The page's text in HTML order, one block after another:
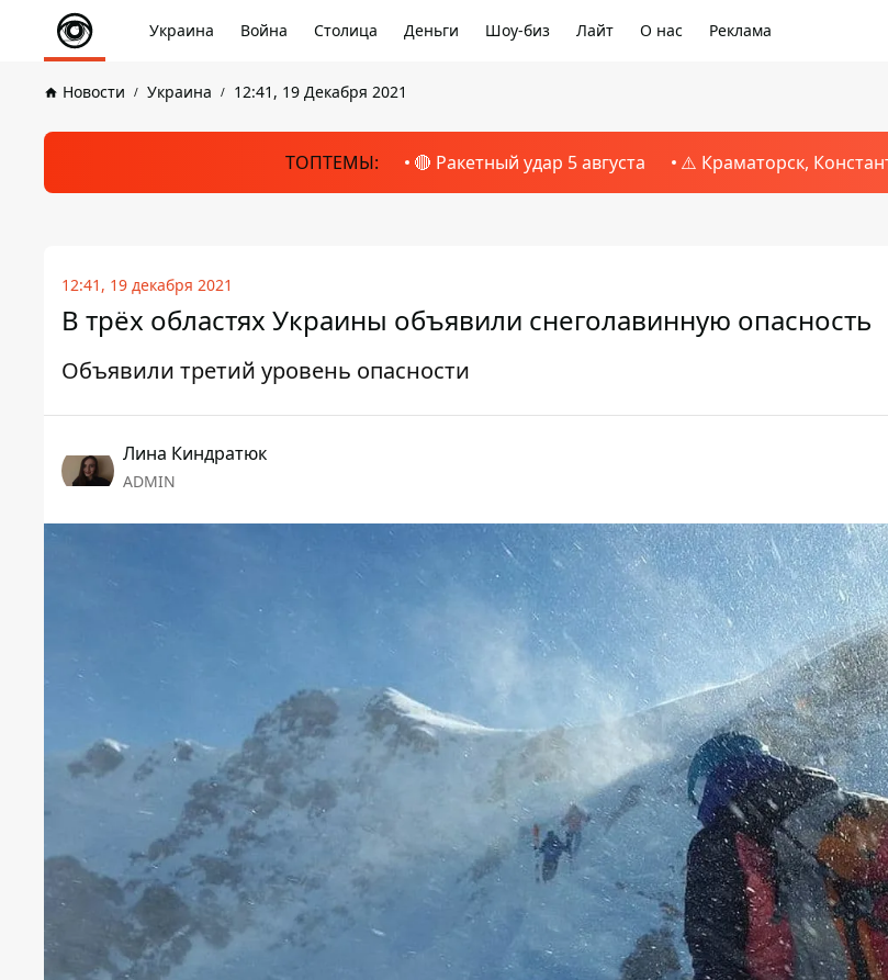
Украина Война Столица Деньги Шоу-биз Лайт О нас Реклама
Новости Украина 12:41, 19 Декабря 2021
ТОПТЕМЫ: 🔴 Ракетный удар 5 августа ⚠️ Краматорск,
12:41, 19 декабря 2021
В трёх областях Украины объявили снеголавинную опасность
Объявили третий уровень опасности
Лина Киндратюк
ADMIN